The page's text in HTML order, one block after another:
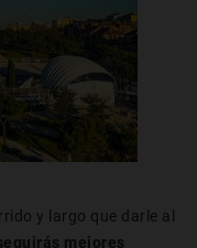
y largo que darle al
mejores